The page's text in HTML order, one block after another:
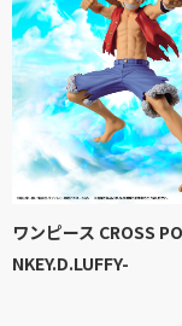
ワンピース CROSS
NKEY.D.LUFFY-